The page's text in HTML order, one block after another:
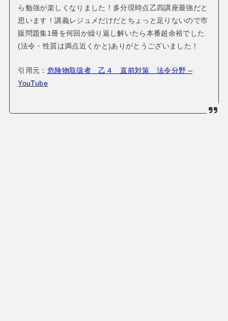
ら勉強が楽しくなりました！多分現時点乙四講座最強だと
思います！講義レジュメだけだとちょっと足りないので市
販問題集1冊を何回か繰り返し解いたら本番超余裕でした
(法令・性質は満点近くかと)ありがとうございました！
引用元： 危険物取扱者 乙４ 直前対策 法令分野 –
YouTube